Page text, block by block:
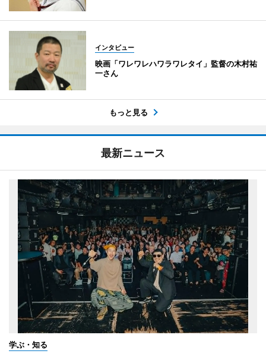
インタビュー
映画「ワレワレハワラワレタイ」監督の木村祐
一さん
もっと見る
最新ニュース
学ぶ・知る